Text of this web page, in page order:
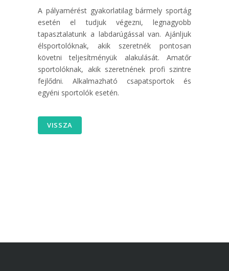
A pályamérést gyakorlatilag bármely sportág
esetén el tudjuk végezni, legnagyobb
tapasztalatunk a labdarúgással van. Ajánljuk
élsportolóknak, akik szeretnék pontosan
követni teljesítményük alakulását. Amatőr
sportolóknak, akik szeretnének profi szintre
fejlődni. Alkalmazható csapatsportok és
egyéni sportolók esetén.
VISSZA